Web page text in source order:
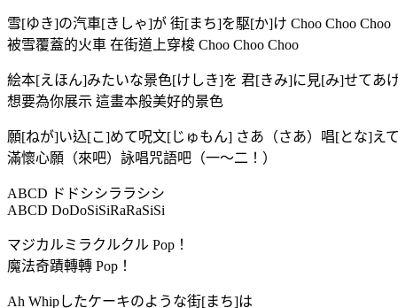
雪[ゆき]の汽車[きしゃ]が 街[まち]を駆[か]け Choo Choo Choo
被雪覆蓋的火車 在街道上穿梭 Choo Choo Choo
絵本[えほん]みたいな景色[けしき]を 君[きみ]に見[み]せてあ
想要為你展示 這畫本般美好的景色
願[ねが]い込[こ]めて呪文[じゅもん] さあ（さあ）唱[とな]えて
滿懷心願（來吧）詠唱咒語吧（一～二！）
ABCD ドドシシララシシ
ABCD DoDoSiSiRaRaSiSi
マジカルミラクルクル Pop！
魔法奇蹟轉轉 Pop！
Ah Whipしたケーキのような街[まち]は